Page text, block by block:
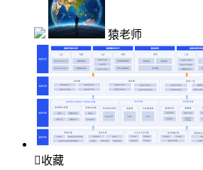
猿老师
收藏